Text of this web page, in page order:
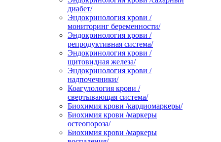
диабет/
Эндокринология крови /
мониторинг беременности/
Эндокринология крови /
репродуктивная система/
Эндокринология крови /
щитовидная железа/
Эндокринология крови /
надпочечники/
Коагулология крови /
свертывающая система/
Биохимия крови /кардиомаркеры/
Биохимия крови /маркеры
остеопороза/
Биохимия крови /маркеры